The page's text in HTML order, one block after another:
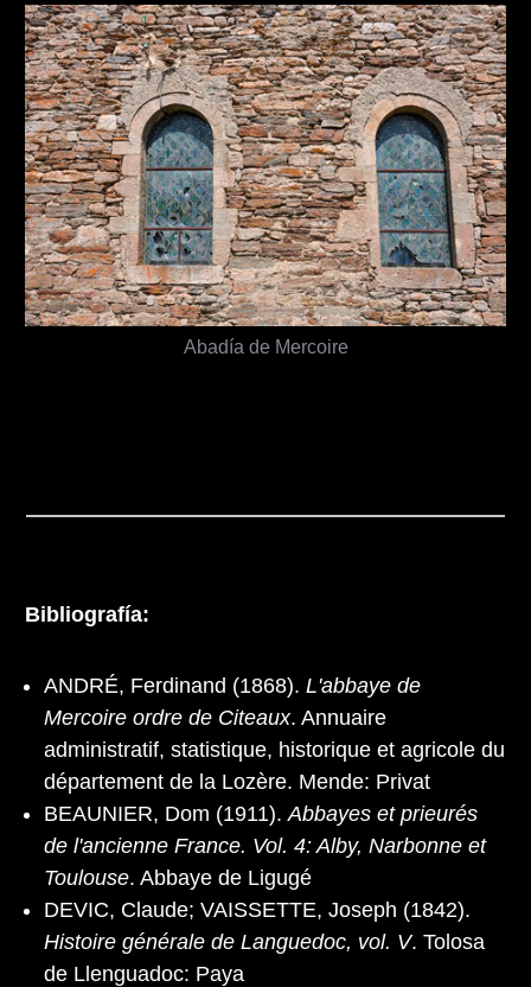
Abadía de Mercoire
Bibliografía:
ANDRÉ, Ferdinand (1868). L'abbaye de
Mercoire ordre de Citeaux. Annuaire
administratif, statistique, historique et agricole du
département de la Lozère. Mende: Privat
BEAUNIER, Dom (1911). Abbayes et prieurés
de l'ancienne France. Vol. 4: Alby, Narbonne et
Toulouse. Abbaye de Ligugé
DEVIC, Claude; VAISSETTE, Joseph (1842).
Histoire générale de Languedoc, vol. V. Tolosa
de Llenguadoc: Paya